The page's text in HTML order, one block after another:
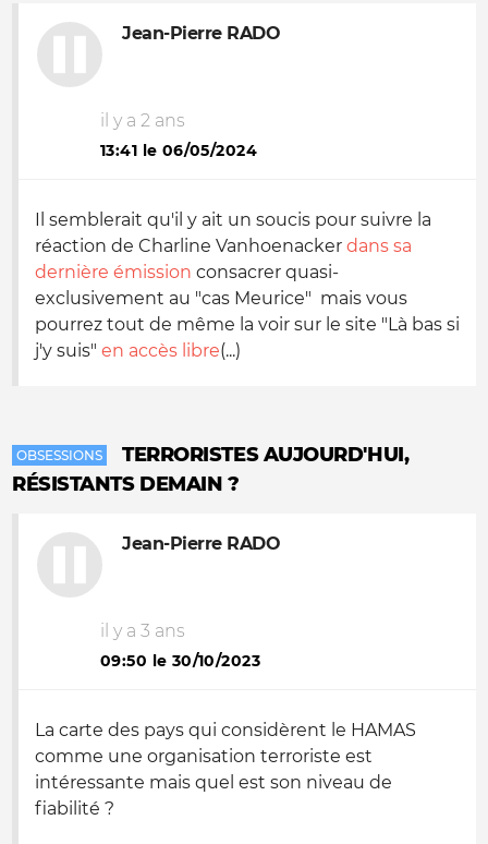
Jean-Pierre RADO
il y a 2 ans
13:41 le 06/05/2024
Il semblerait qu'il y ait un soucis pour suivre la
réaction de Charline Vanhoenacker dans sa
dernière émission consacrer quasi-
exclusivement au "cas Meurice" mais vous
pourrez tout de même la voir sur le site "Là bas si
j'y suis" en accès libre(...)
OBSESSIONS
TERRORISTES AUJOURD'HUI,
RÉSISTANTS DEMAIN ?
Jean-Pierre RADO
il y a 3 ans
09:50 le 30/10/2023
La carte des pays qui considèrent le HAMAS
comme une organisation terroriste est
intéressante mais quel est son niveau de
fiabilité ?